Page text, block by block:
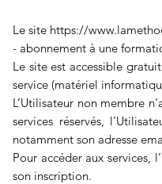
Le site https://
- abonnement à une
Le site est accessible
service (matériel
L’Utilisateur non membre
services réservés,
notamment son adresse
Pour accéder aux
son inscription.